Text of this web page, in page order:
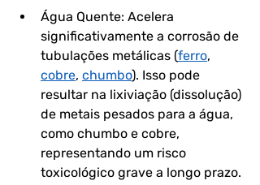
Água Quente: Acelera
significativamente a corrosão de
tubulações metálicas (ferro,
cobre, chumbo). Isso pode
resultar na lixiviação (dissolução)
de metais pesados para a água,
como chumbo e cobre,
representando um risco
toxicológico grave a longo prazo.